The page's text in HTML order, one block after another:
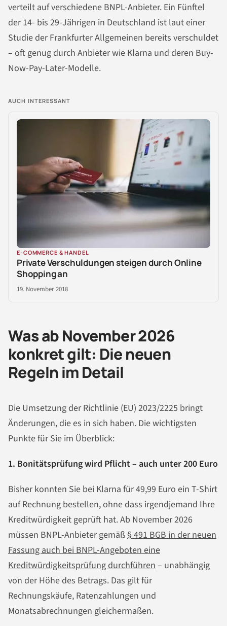
verteilt auf verschiedene BNPL-Anbieter. Ein Fünftel
der 14- bis 29-Jährigen in Deutschland ist laut einer
Studie der Frankfurter Allgemeinen bereits verschuldet
– oft genug durch Anbieter wie Klarna und deren Buy-
Now-Pay-Later-Modelle.
AUCH INTERESSANT
E-COMMERCE & HANDEL
Private Verschuldungen steigen durch Online
Shopping an
19. November 2018
Was ab November 2026
konkret gilt: Die neuen
Regeln im Detail
Die Umsetzung der Richtlinie (EU) 2023/2225 bringt
Änderungen, die es in sich haben. Die wichtigsten
Punkte für Sie im Überblick:
1. Bonitätsprüfung wird Pflicht – auch unter 200 Euro
Bisher konnten Sie bei Klarna für 49,99 Euro ein T-Shirt
auf Rechnung bestellen, ohne dass irgendjemand Ihre
Kreditwürdigkeit geprüft hat. Ab November 2026
müssen BNPL-Anbieter gemäß § 491 BGB in der neuen
Fassung auch bei BNPL-Angeboten eine
Kreditwürdigkeitsprüfung durchführen – unabhängig
von der Höhe des Betrags. Das gilt für
Rechnungskäufe, Ratenzahlungen und
Monatsabrechnungen gleichermaßen.